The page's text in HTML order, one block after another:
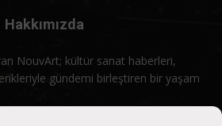
Hakkımızda
NouvArt; kültür sanat haberleri,
gündemi birleştiren bir yaşam